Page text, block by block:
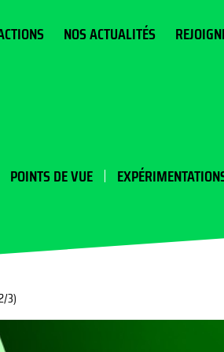
NOS ACTUALITÉS
POINTS DE VUE
3)